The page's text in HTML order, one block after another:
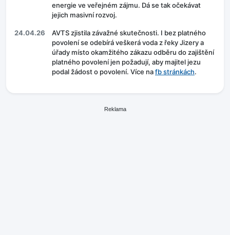
energie ve veřejném zájmu. Dá se tak očekávat
jejich masivní rozvoj.
24.04.26
AVTS zjistila závažné skutečnosti. I bez platného
povolení se odebírá veškerá voda z řeky Jizery a
úřady místo okamžitého zákazu odběru do zajištění
platného povolení jen požadují, aby majitel jezu
podal žádost o povolení. Více nafb stránkách.
Reklama